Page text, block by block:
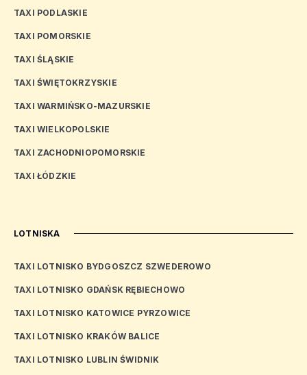
TAXI PODLASKIE
TAXI POMORSKIE
TAXI ŚLĄSKIE
TAXI ŚWIĘTOKRZYSKIE
TAXI WARMIŃSKO-MAZURSKIE
TAXI WIELKOPOLSKIE
TAXI ZACHODNIOPOMORSKIE
TAXI ŁÓDZKIE
LOTNISKA
TAXI LOTNISKO BYDGOSZCZ SZWEDEROWO
TAXI LOTNISKO GDAŃSK RĘBIECHOWO
TAXI LOTNISKO KATOWICE PYRZOWICE
TAXI LOTNISKO KRAKÓW BALICE
TAXI LOTNISKO LUBLIN ŚWIDNIK